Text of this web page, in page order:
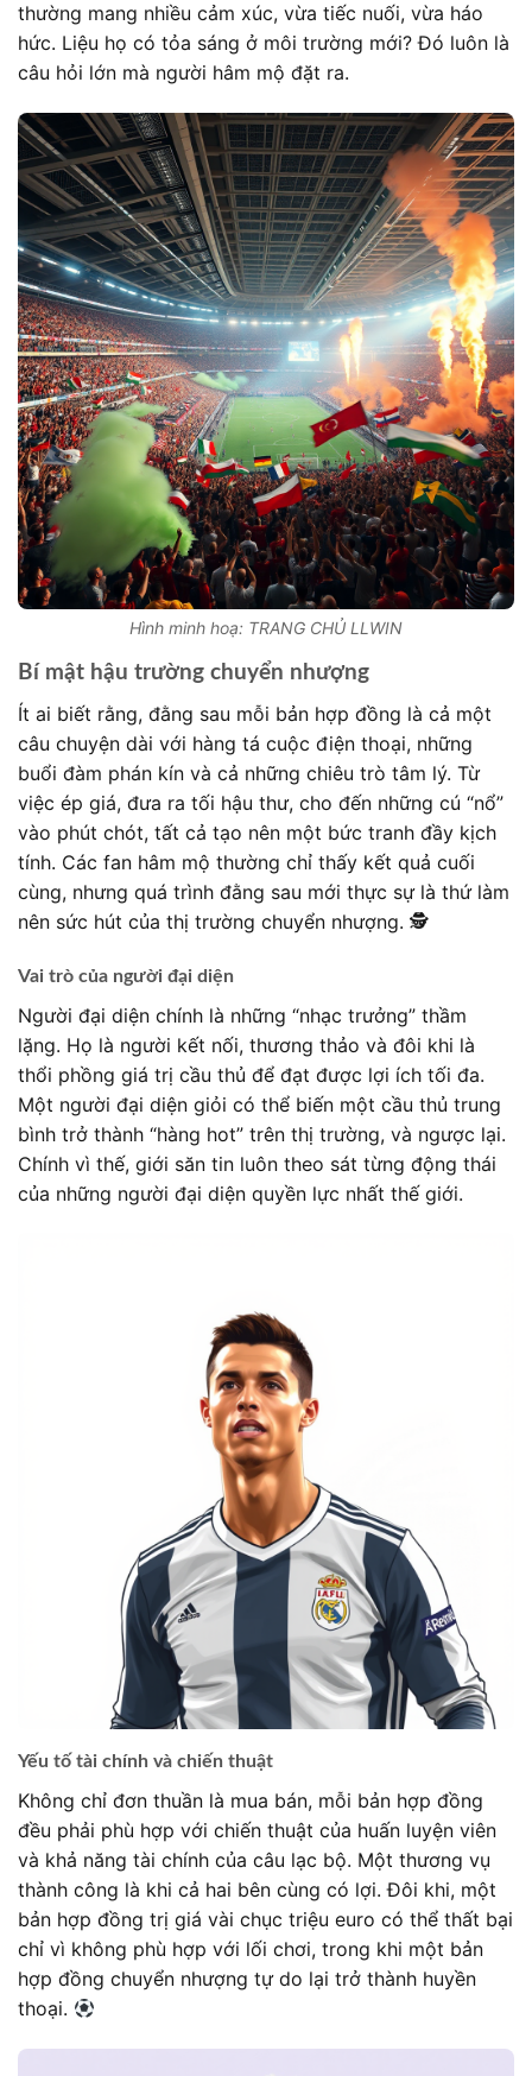
thường mang nhiều cảm xúc, vừa tiếc nuối, vừa háo
hức. Liệu họ có tỏa sáng ở môi trường mới? Đó luôn là
câu hỏi lớn mà người hâm mộ đặt ra.
Hình minh hoạ: TRANG CHỦ LLWIN
Bí mật hậu trường chuyển nhượng
Ít ai biết rằng, đằng sau mỗi bản hợp đồng là cả một
câu chuyện dài với hàng tá cuộc điện thoại, những
buổi đàm phán kín và cả những chiêu trò tâm lý. Từ
việc ép giá, đưa ra tối hậu thư, cho đến những cú “nổ”
vào phút chót, tất cả tạo nên một bức tranh đầy kịch
tính. Các fan hâm mộ thường chỉ thấy kết quả cuối
cùng, nhưng quá trình đằng sau mới thực sự là thứ làm
nên sức hút của thị trường chuyển nhượng. 🕵️
Vai trò của người đại diện
Người đại diện chính là những “nhạc trưởng” thầm
lặng. Họ là người kết nối, thương thảo và đôi khi là
thổi phồng giá trị cầu thủ để đạt được lợi ích tối đa.
Một người đại diện giỏi có thể biến một cầu thủ trung
bình trở thành “hàng hot” trên thị trường, và ngược lại.
Chính vì thế, giới săn tin luôn theo sát từng động thái
của những người đại diện quyền lực nhất thế giới.
Yếu tố tài chính và chiến thuật
Không chỉ đơn thuần là mua bán, mỗi bản hợp đồng
đều phải phù hợp với chiến thuật của huấn luyện viên
và khả năng tài chính của câu lạc bộ. Một thương vụ
thành công là khi cả hai bên cùng có lợi. Đôi khi, một
bản hợp đồng trị giá vài chục triệu euro có thể thất bại
chỉ vì không phù hợp với lối chơi, trong khi một bản
hợp đồng chuyển nhượng tự do lại trở thành huyền
thoại.